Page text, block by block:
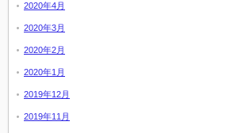
2020年4月
2020年3月
2020年2月
2020年1月
2019年12月
2019年11月